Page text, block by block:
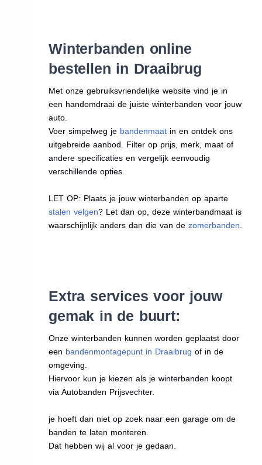
Winterbanden online
bestellen in Draaibrug
Met onze gebruiksvriendelijke website vind je in
een handomdraai de juiste winterbanden voor jouw
auto.
Voer simpelweg je bandenmaat in en ontdek ons
uitgebreide aanbod. Filter op prijs, merk, maat of
andere specificaties en vergelijk eenvoudig
verschillende opties.
LET OP: Plaats je jouw winterbanden op aparte
stalen velgen? Let dan op, deze winterbandmaat is
waarschijnlijk anders dan die van dezomerbanden
Extra services voor jouw
gemak in de buurt:
Onze winterbanden kunnen worden geplaatst door
een bandenmontagepunt in Draaibrug of in de
omgeving.
Hiervoor kun je kiezen als je winterbanden koopt
via Autobanden Prijsvechter.
je hoeft dan niet op zoek naar een garage om de
banden te laten monteren.
Dat hebben wij al voor je gedaan.